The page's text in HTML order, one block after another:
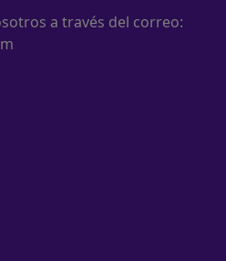
a través del correo: